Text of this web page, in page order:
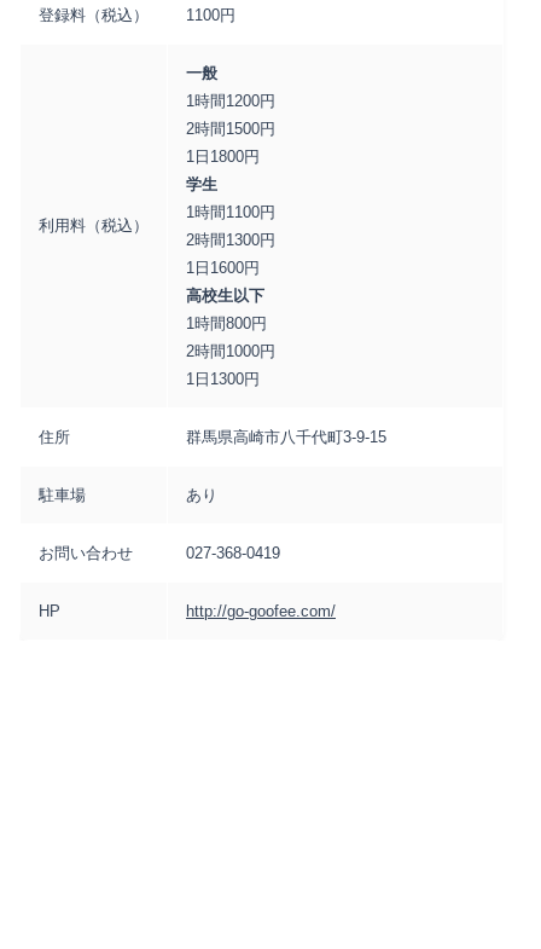
登録料（税込） 1100円
利用料（税込）
一般
1時間1200円
2時間1500円
1日1800円
学生
1時間1100円
2時間1300円
1日1600円
高校生以下
1時間800円
2時間1000円
1日1300円
住所 群馬県高崎市八千代町3-9-15
駐車場 あり
お問い合わせ 027-368-0419
HP http://go-goofee.com/